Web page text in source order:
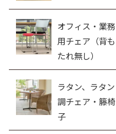
カウンター・ス
タンド椅子（木
製）
座椅子・高座椅
子